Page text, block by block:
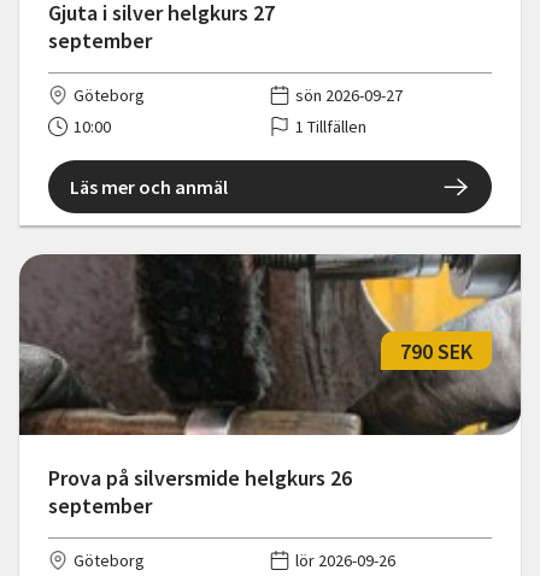
Gjuta i silver helgkurs 27
september
Göteborg
sön 2026-09-27
10:00
1 Tillfällen
Läs mer och anmäl
Prova på silversmide helgkurs 26
september
790 SEK
Göteborg
lör 2026-09-26